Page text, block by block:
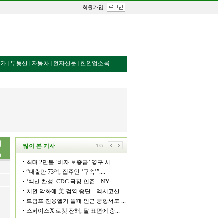
회원가입
| 부동산 | 자동차 | 전자신문 | 한인업소록